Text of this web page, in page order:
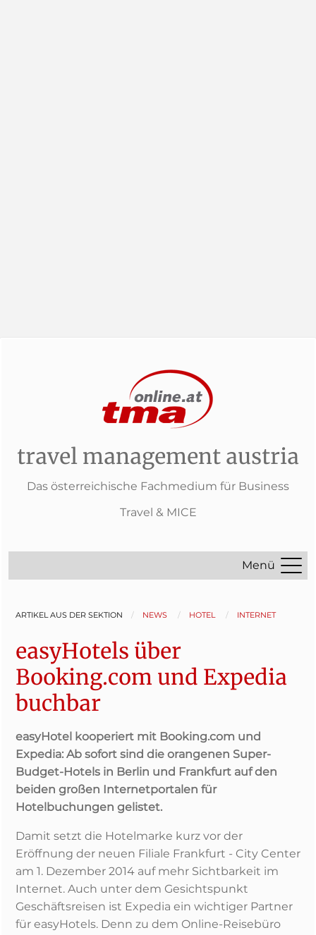
travel management austria
Das österreichische Fachmedium für Business
Travel & MICE
Menü
ARTIKEL AUS DER SEKTION NEWS HOTEL INTERNET
easyHotels über
Booking.com und Expedia
buchbar
easyHotel kooperiert mit Booking.com und
Expedia: Ab sofort sind die orangenen Super-
Budget-Hotels in Berlin und Frankfurt auf den
beiden großen Internetportalen für
Hotelbuchungen gelistet.
Damit setzt die Hotelmarke kurz vor der
Eröffnung der neuen Filiale Frankfurt - City Center
am 1. Dezember 2014 auf mehr Sichtbarkeit im
Internet. Auch unter dem Gesichtspunkt
Geschäftsreisen ist Expedia ein wichtiger Partner
für easyHotels. Denn zu dem Online-Reisebüro